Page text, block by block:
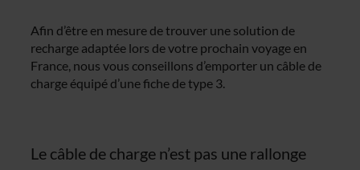
Afin d’être en mesure de trouver une solution de
recharge adaptée lors de votre prochain voyage en
France, nous vous conseillons d’emporter un câble de
charge équipé d’une fiche de type 3.
Le câble de charge n’est pas une rallonge